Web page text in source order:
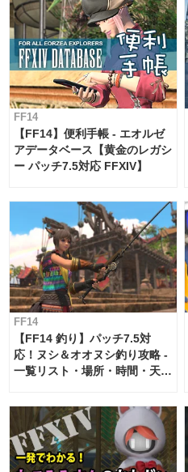
FF14
【FF14】便利手帳 - エオルゼ
アデータベース【黄金のレガシ
ー パッチ7.5対応 FFXIV】
FF14
【FF14 釣り】パッチ7.5対
応！ヌシ＆オオヌシ釣り攻略 -
一覧リスト・場所・時間・天